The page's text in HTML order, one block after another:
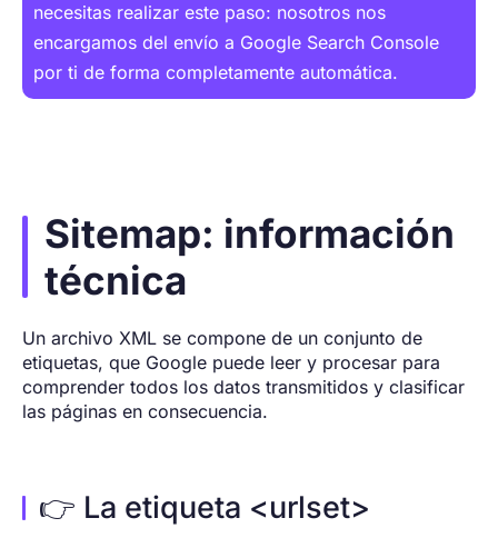
necesitas realizar este paso: nosotros nos
encargamos del envío a Google Search Console
por ti de forma completamente automática.
Sitemap: información
técnica
Un archivo XML se compone de un conjunto de
etiquetas, que Google puede leer y procesar para
comprender todos los datos transmitidos y clasificar
las páginas en consecuencia.
👉 La etiqueta <urlset>